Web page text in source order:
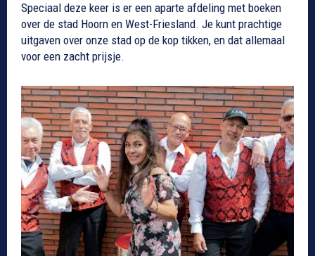
Speciaal deze keer is er een aparte afdeling met boeken
over de stad Hoorn en West-Friesland. Je kunt prachtige
uitgaven over onze stad op de kop tikken, en dat allemaal
voor een zacht prijsje.